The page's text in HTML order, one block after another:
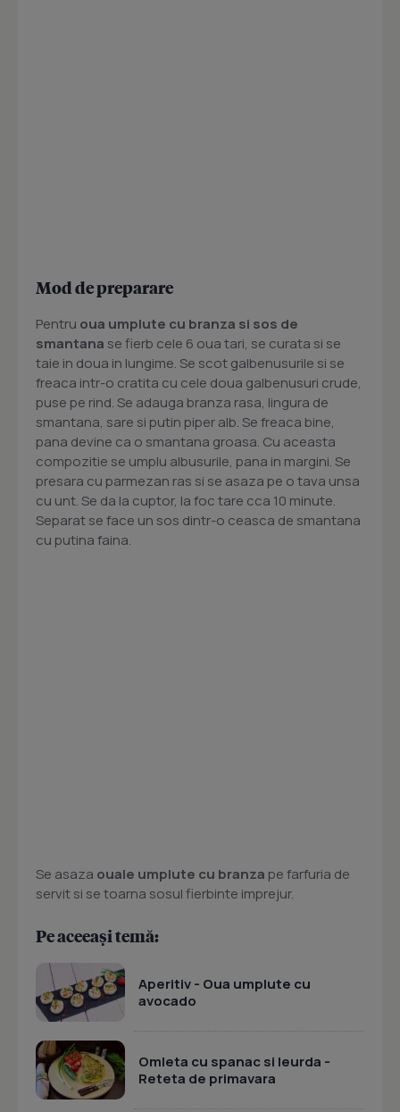
Mod de preparare
Pentru oua umplute cu branza si sos de
smantana se fierb cele 6 oua tari, se curata si se
taie in doua in lungime. Se scot galbenusurile si se
freaca intr-o cratita cu cele doua galbenusuri crude,
puse pe rind. Se adauga branza rasa, lingura de
smantana, sare si putin piper alb. Se freaca bine,
pana devine ca o smantana groasa. Cu aceasta
compozitie se umplu albusurile, pana in margini. Se
presara cu parmezan ras si se asaza pe o tava unsa
cu unt. Se da la cuptor, la foc tare cca 10 minute.
Separat se face un sos dintr-o ceasca de smantana
cu putina faina.
Se asaza ouale umplute cu branza pe farfuria de
servit si se toarna sosul fierbinte imprejur.
Pe aceeași temă:
Aperitiv - Oua umplute cu
avocado
Omleta cu spanac si leurda -
Reteta de primavara